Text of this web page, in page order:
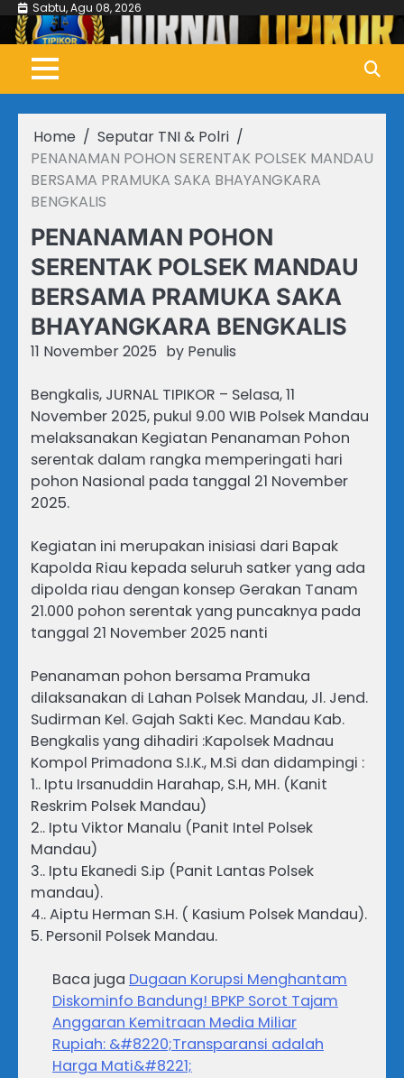
Skip
content
Sabtu, Agu 08, 2026
Home
Seputar TNI & Polri
PENANAMAN POHON SERENTAK POLSEK MANDAU
BERSAMA PRAMUKA SAKA BHAYANGKARA
BENGKALIS
PENANAMAN POHON
SERENTAK POLSEK MANDAU
BERSAMA PRAMUKA SAKA
BHAYANGKARA BENGKALIS
11 November 2025 by Penulis
Bengkalis, JURNAL TIPIKOR – Selasa, 11
November 2025, pukul 9.00 WIB Polsek Mandau
melaksanakan Kegiatan Penanaman Pohon
serentak dalam rangka memperingati hari
pohon Nasional pada tanggal 21 November
2025.
Kegiatan ini merupakan inisiasi dari Bapak
Kapolda Riau kepada seluruh satker yang ada
dipolda riau dengan konsep Gerakan Tanam
21.000 pohon serentak yang puncaknya pada
tanggal 21 November 2025 nanti
Penanaman pohon bersama Pramuka
dilaksanakan di Lahan Polsek Mandau, Jl. Jend.
Sudirman Kel. Gajah Sakti Kec. Mandau Kab.
Bengkalis yang dihadiri :Kapolsek Madnau
Kompol Primadona S.I.K., M.Si dan didampingi :
1.. Iptu Irsanuddin Harahap, S.H, MH. (Kanit
Reskrim Polsek Mandau)
2.. Iptu Viktor Manalu (Panit Intel Polsek
Mandau)
3.. Iptu Ekanedi S.ip (Panit Lantas Polsek
mandau).
4.. Aiptu Herman S.H. ( Kasium Polsek Mandau).
5. Personil Polsek Mandau.
Baca juga Dugaan Korupsi Menghantam
Diskominfo Bandung! BPKP Sorot Tajam
Anggaran Kemitraan Media Miliar
Rupiah: &#8220;Transparansi adalah
Harga Mati&#8221;